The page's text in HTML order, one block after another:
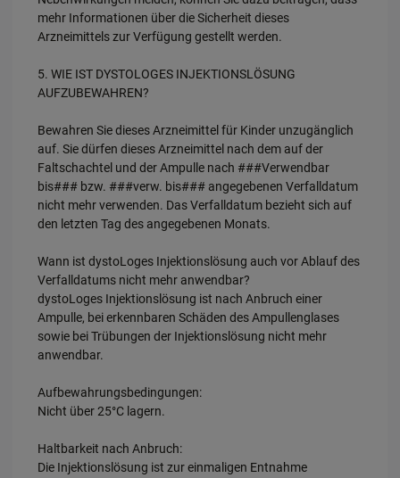
mehr Informationen über die Sicherheit dieses
Arzneimittels zur Verfügung gestellt werden.
5. WIE IST DYSTOLOGES INJEKTIONSLÖSUNG
AUFZUBEWAHREN?
Bewahren Sie dieses Arzneimittel für Kinder unzugänglich
auf. Sie dürfen dieses Arzneimittel nach dem auf der
Faltschachtel und der Ampulle nach ###Verwendbar
bis### bzw. ###verw. bis### angegebenen Verfalldatum
nicht mehr verwenden. Das Verfalldatum bezieht sich auf
den letzten Tag des angegebenen Monats.
Wann ist dystoLoges Injektionslösung auch vor Ablauf des
Verfalldatums nicht mehr anwendbar?
dystoLoges Injektionslösung ist nach Anbruch einer
Ampulle, bei erkennbaren Schäden des Ampullenglases
sowie bei Trübungen der Injektionslösung nicht mehr
anwendbar.
Aufbewahrungsbedingungen:
Nicht über 25°C lagern.
Haltbarkeit nach Anbruch:
Die Injektionslösung ist zur einmaligen Entnahme